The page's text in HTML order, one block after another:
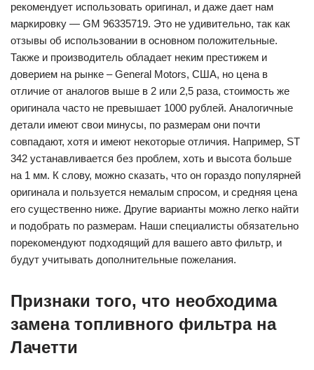
рекомендует использовать оригинал, и даже дает нам
маркировку — GM 96335719. Это не удивительно, так как
отзывы об использовании в основном положительные.
Также и производитель обладает неким престижем и
доверием на рынке – General Motors, США, но цена в
отличие от аналогов выше в 2 или 2,5 раза, стоимость же
оригинала часто не превышает 1000 рублей. Аналогичные
детали имеют свои минусы, по размерам они почти
совпадают, хотя и имеют некоторые отличия. Например, ST
342 устанавливается без проблем, хоть и высота больше
на 1 мм. К слову, можно сказать, что он гораздо популярней
оригинала и пользуется немалым спросом, и средняя цена
его существенно ниже. Другие варианты можно легко найти
и подобрать по размерам. Наши специалисты обязательно
порекомендуют подходящий для вашего авто фильтр, и
будут учитывать дополнительные пожелания.
Признаки того, что необходима
замена топливного фильтра на
Лачетти